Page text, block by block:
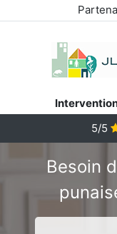
5/5
Besoin